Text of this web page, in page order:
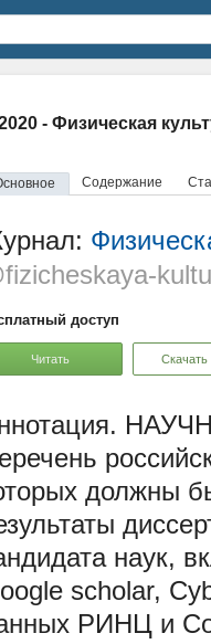
- Физическая
Содержание
доступ
Читать Скачать
должны
наук,
scholar,
РИНЦ и